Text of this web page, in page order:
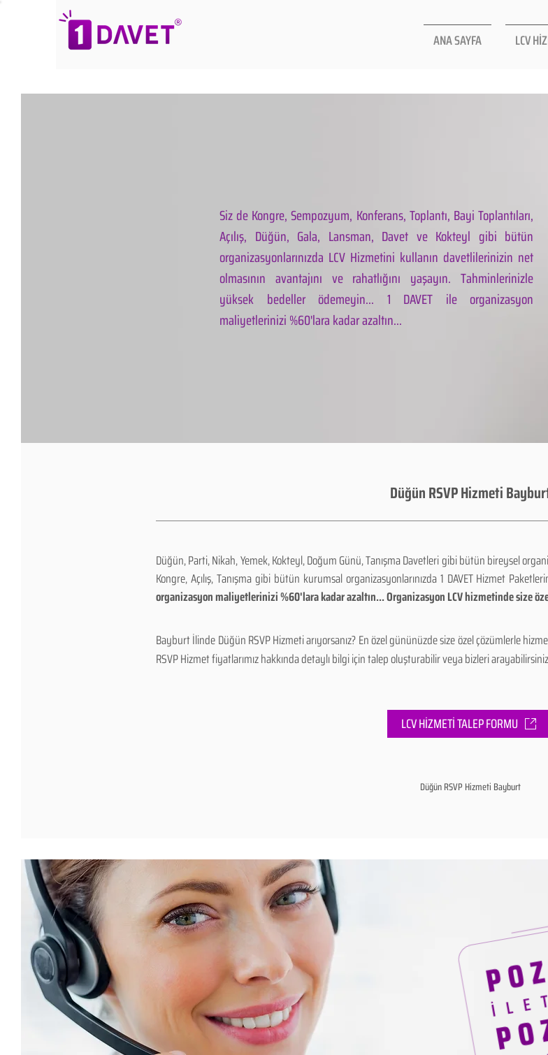
ANA SAYFA LCV
Siz de Kongre, Sempozyum, Konferans, Toplantı, Bayi Toplantıları,
Açılış, Düğün, Gala, Lansman, Davet ve Kokteyl gibi bütün
organizasyonlarınızda LCV Hizmetini kullanın davetlilerinizin net
olmasının avantajını ve rahatlığını yaşayın. Tahminlerinizle
yüksek bedeller ödemeyin... 1 DAVET ile organizasyon
maliyetlerinizi %60'lara kadar azaltın...
Düğün RSVP Hizmeti
Düğün, Parti, Nikah, Yemek, Kokteyl, Doğum Günü, Tanışma Davetleri gibi bütün bireysel
Kongre, Açılış, Tanışma gibi bütün kurumsal organizasyonlarınızda 1 DAVET Hizmet
organizasyon maliyetlerinizi %60'lara kadar azaltın... Organizasyon LCV hizmetinde size
Bayburt İlinde Düğün RSVP Hizmeti arıyorsanız? En özel gününüzde size özel çözümlerle
RSVP Hizmet fiyatlarımız hakkında detaylı bilgi için talep oluşturabilir veya bizleri
LCV HİZMETİ TALEP FORMU
Düğün RSVP Hizmeti Bayburt